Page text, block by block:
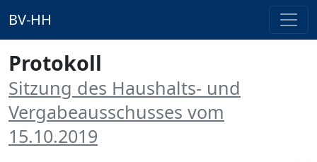
BV-HH
Protokoll
Sitzung des Haushalts- und
Vergabeausschusses vom
15.10.2019